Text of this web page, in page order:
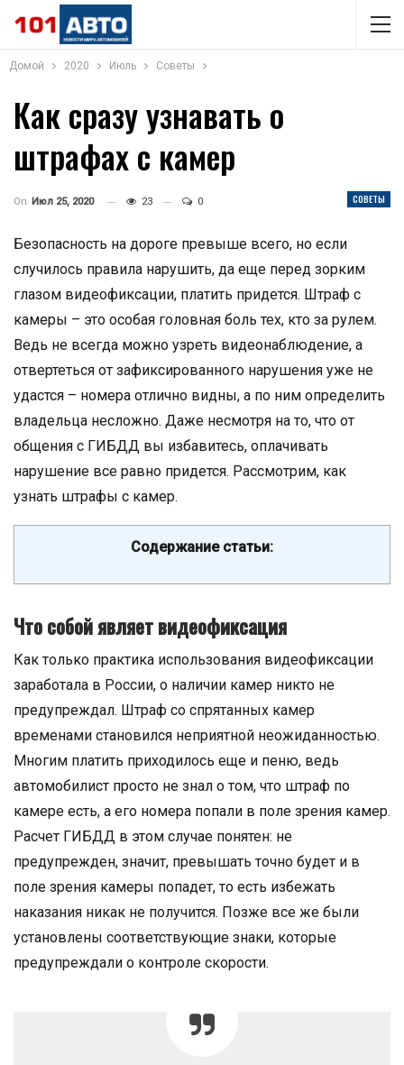
Домой 2020 Июль Советы
Как сразу узнавать о
штрафах с камер
СОВЕТЫ
On Июл 25, 2020 23 0
Безопасность на дороге превыше всего, но если
случилось правила нарушить, да еще перед зорким
глазом видеофиксации, платить придется. Штраф с
камеры – это особая головная боль тех, кто за рулем.
Ведь не всегда можно узреть видеонаблюдение, а
отвертеться от зафиксированного нарушения уже не
удастся – номера отлично видны, а по ним определить
владельца несложно. Даже несмотря на то, что от
общения с ГИБДД вы избавитесь, оплачивать
нарушение все равно придется. Рассмотрим, как
узнать штрафы с камер.
Содержание статьи:
Что собой являет видеофиксация
Как только практика использования видеофиксации
заработала в России, о наличии камер никто не
предупреждал. Штраф со спрятанных камер
временами становился неприятной неожиданностью.
Многим платить приходилось еще и пеню, ведь
автомобилист просто не знал о том, что штраф по
камере есть, а его номера попали в поле зрения камер.
Расчет ГИБДД в этом случае понятен: не
предупрежден, значит, превышать точно будет и в
поле зрения камеры попадет, то есть избежать
наказания никак не получится. Позже все же были
установлены соответствующие знаки, которые
предупреждали о контроле скорости.